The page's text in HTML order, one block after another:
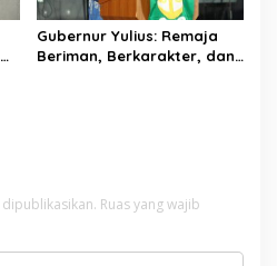
Gubernur Yulius: Remaja
Beriman, Berkarakter, dan
Ruas yang wajib